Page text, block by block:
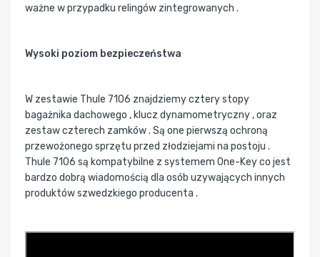
ważne w przypadku relingów zintegrowanych .
Wysoki poziom bezpieczeństwa
W zestawie Thule 7106 znajdziemy cztery stopy
bagażnika dachowego , klucz dynamometryczny , oraz
zestaw czterech zamków . Są one pierwszą ochroną
przewożonego sprzętu przed złodziejami na postoju .
Thule 7106 są kompatybilne z systemem One-Key co jest
bardzo dobrą wiadomością dla osób uzywających innych
produktów szwedzkiego producenta .